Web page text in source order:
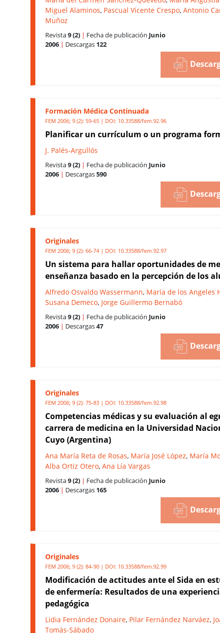
Miguel Alaminos, Pascual Vicente Crespo, Antonio
Muñoz
Revista9 (2) | Fecha de publicación Junio
2006 | Descargas 122
Formación Médica Continuada
FEM 2006; 9 (2): 59-65 | DOI: 10.33588/fem.92.96
Planificar un currículum o un programa
J. Palés-Argullós
Revista9 (2) | Fecha de publicación Junio
2006 | Descargas590
Originales
FEM 2006; 9 (2): 66-74 | DOI: 10.33588/fem.92.97
Un sistema para hallar oportunidades de
enseñanza basado en la percepción de los
Alfredo Osvaldo Wassermann, María de los Angeles
Susana Demeco, Jorge Guillermo Bernabó
Revista9 (2) | Fecha de publicación Junio
2006 | Descargas47
Originales
FEM 2006; 9 (2): 75-83 | DOI: 10.33588/fem.92.98
Competencias médicas y su evaluación al
carrera de medicina en la Universidad
Cuyo (Argentina)
Ana María Reta de Rosas, María José López, María
Alba Ortiz Otero, Ana Lía Vargas
Revista9 (2) | Fecha de publicación Junio
2006 | Descargas 165
Originales
FEM 2006; 9 (2): 84-90 | DOI: 10.33588/fem.92.99
Modificación de actitudes ante el Sida en
de enfermería: Resultados de una
pedagógica
Lidia Fernández Donaire, Pilar Fernández Narváez,
Tomás-Sábado